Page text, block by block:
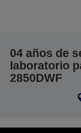
04 años de
laboratorio
2850DWF